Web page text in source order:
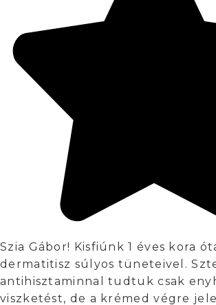
Szia Gábor! Kisfiúnk 1 éves kora
dermatitisz súlyos tüneteivel.
antihisztaminnal tudtuk csak
viszketést, de a krémed végre